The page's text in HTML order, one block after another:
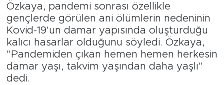
Özkaya, pandemi sonrası özellikle
gençlerde görülen ani ölümlerin nedeninin
Kovid-19'un damar yapısında oluşturduğu
kalıcı hasarlar olduğunu söyledi. Özkaya,
"Pandemiden çıkan hemen hemen herkesin
damar yaşı, takvim yaşından daha yaşlı"
dedi.